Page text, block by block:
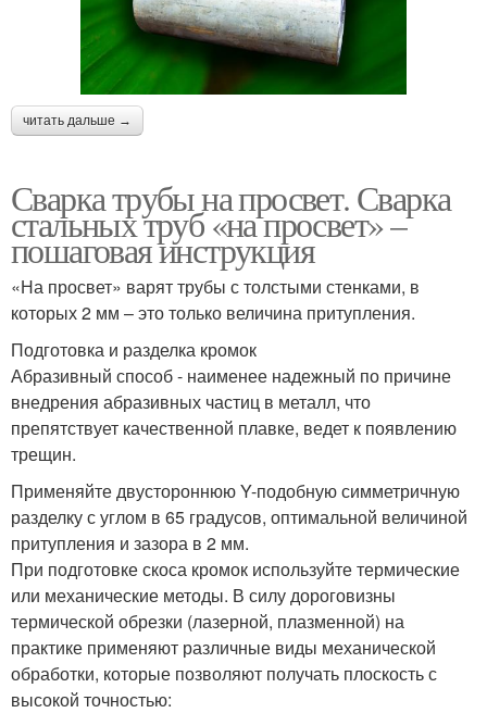
читать дальше →
Сварка трубы на просвет. Сварка
стальных труб «на просвет» –
пошаговая инструкция
«На просвет» варят трубы с толстыми стенками, в
которых 2 мм – это только величина притупления.
Подготовка и разделка кромок
Абразивный способ - наименее надежный по причине
внедрения абразивных частиц в металл, что
препятствует качественной плавке, ведет к появлению
трещин.
Применяйте двустороннюю Y-подобную симметричную
разделку с углом в 65 градусов, оптимальной величиной
притупления и зазора в 2 мм.
При подготовке скоса кромок используйте термические
или механические методы. В силу дороговизны
термической обрезки (лазерной, плазменной) на
практике применяют различные виды механической
обработки, которые позволяют получать плоскость с
высокой точностью: